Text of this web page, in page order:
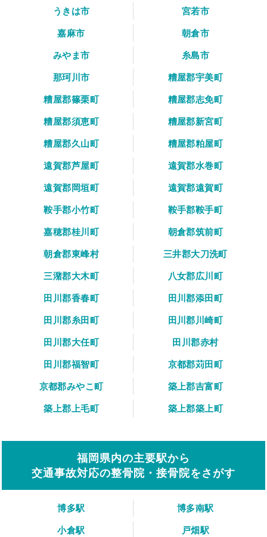
うきは市
宮若市
嘉麻市
朝倉市
みやま市
糸島市
那珂川市
糟屋郡宇美町
糟屋郡篠栗町
糟屋郡志免町
糟屋郡須恵町
糟屋郡新宮町
糟屋郡久山町
糟屋郡粕屋町
遠賀郡芦屋町
遠賀郡水巻町
遠賀郡岡垣町
遠賀郡遠賀町
鞍手郡小竹町
鞍手郡鞍手町
嘉穂郡桂川町
朝倉郡筑前町
朝倉郡東峰村
三井郡大刀洗町
三潴郡大木町
八女郡広川町
田川郡香春町
田川郡添田町
田川郡糸田町
田川郡川崎町
田川郡大任町
田川郡赤村
田川郡福智町
京都郡苅田町
京都郡みやこ町
築上郡吉富町
築上郡上毛町
築上郡築上町
福岡県内の主要駅から
交通事故対応の整骨院・接骨院をさがす
博多駅
博多南駅
小倉駅
戸畑駅